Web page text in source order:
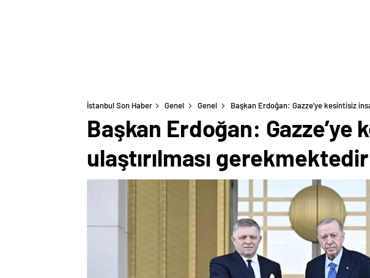
İstanbul Son Haber Genel Genel Başkan Erdoğan: Gazze’ye kesintisiz
Başkan Erdoğan: Gazze’ye
ulaştırılması gerekmektedir